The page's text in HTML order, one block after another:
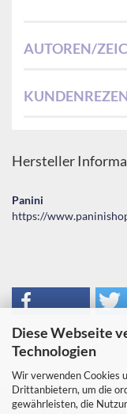
Diese Webseite
Technologien
Wir verwenden Cookies
Drittanbietern, um die
gewährleisten, die
AUTOREN/
Hersteller
Panini
https://
Impressum